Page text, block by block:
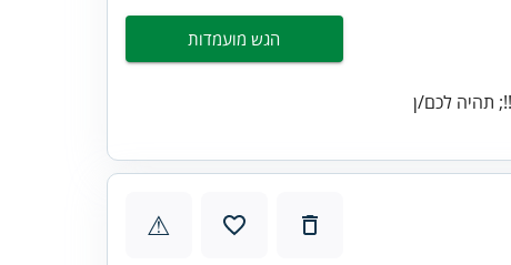
תהיה לכם/ן
הגש מועמדות
⚠